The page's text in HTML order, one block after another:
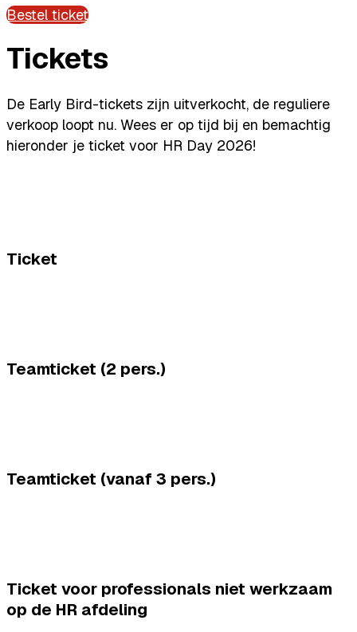
Bestel ticket
Tickets
De Early Bird-tickets zijn uitverkocht, de reguliere
verkoop loopt nu. Wees er op tijd bij en bemachtig
hieronder je ticket voor HR Day 2026!
Ticket
Teamticket (2 pers.)
Teamticket (vanaf 3 pers.)
Ticket voor professionals niet werkzaam
op de HR afdeling